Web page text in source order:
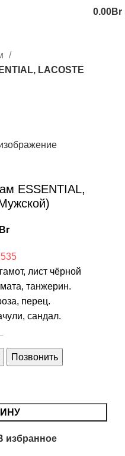
0.00Br
LACOSTE
ESSENTIAL,
Br
лист чёрной
танжерин.
перец.
сандал.
Позвонить
избранное